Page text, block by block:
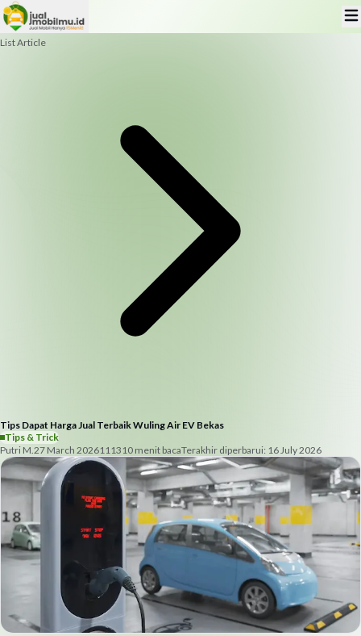
List Article
Tips Dapat Harga Jual Terbaik Wuling Air EV Bekas
Tips & Trick
Putri M.27 March 20261113 10 menit bacaTerakhir diperbarui: 16 July 2026